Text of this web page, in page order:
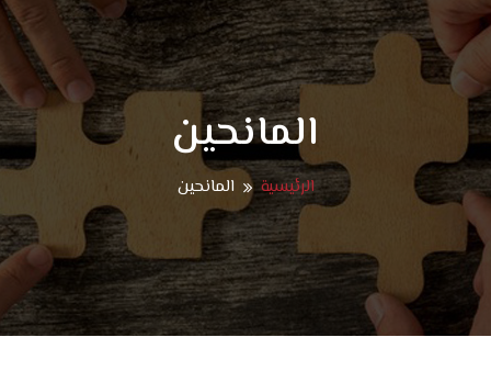
المانحين
الرئيسية المانحين